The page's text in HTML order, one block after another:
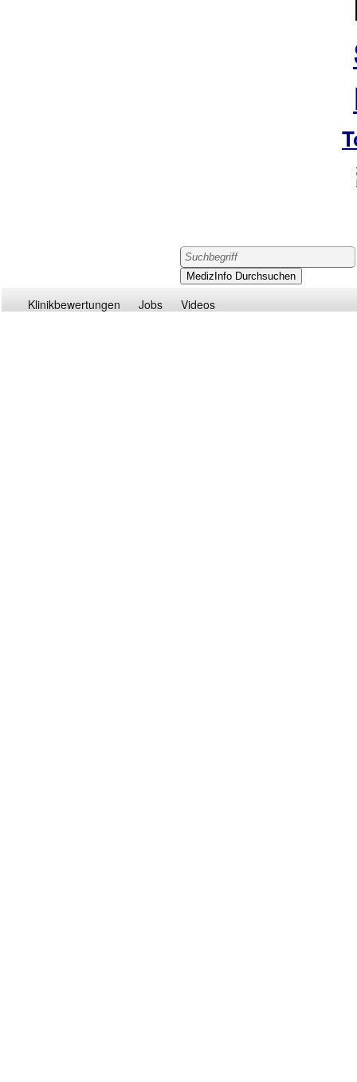
Klinikbewertungen Jobs Videos